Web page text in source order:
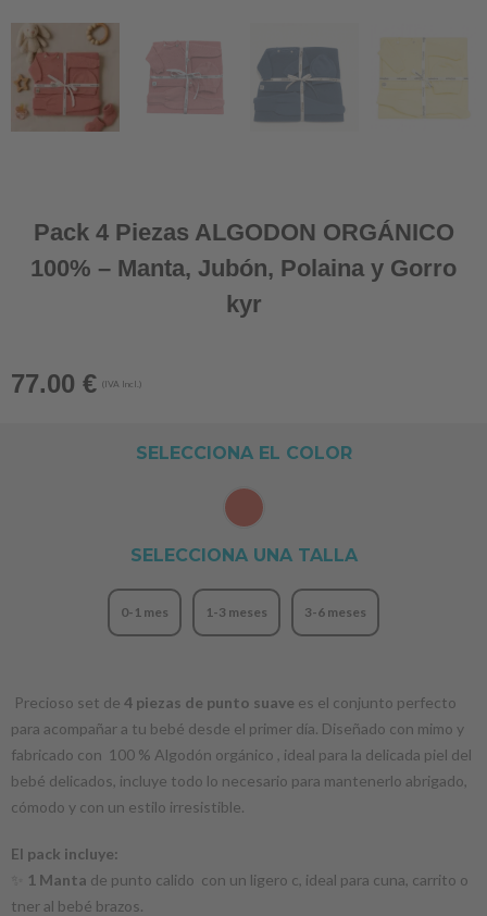
Pack 4 Piezas ALGODON ORGÁNICO
100% – Manta, Jubón, Polaina y Gorro
kyr
77.00 € (IVA Incl.)
SELECCIONA EL COLOR
SELECCIONA UNA TALLA
0-1 mes 1-3 meses 3-6 meses
Precioso set de 4 piezas de punto suave es el conjunto perfecto
para acompañar a tu bebé desde el primer día. Diseñado con mimo y
fabricado con 100 % Algodón orgánico , ideal para la delicada piel del
bebé delicados, incluye todo lo necesario para mantenerlo abrigado,
cómodo y con un estilo irresistible.
El pack incluye:
1 Manta de punto calido con un ligero c, ideal para cuna, carrito o
tner al bebé brazos.